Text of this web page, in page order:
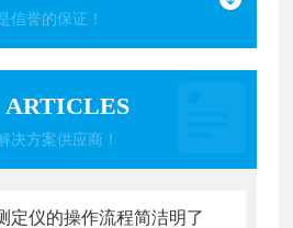
信誉的保证！
ARTICLES
决方案供应商！
定仪的操作流程简洁明了